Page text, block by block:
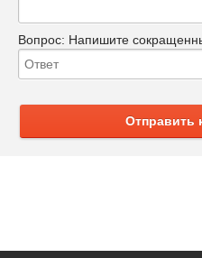
Вопрос: Напишите
Отправить